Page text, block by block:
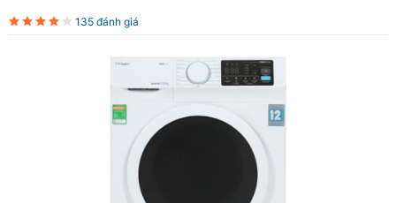
135 đánh giá